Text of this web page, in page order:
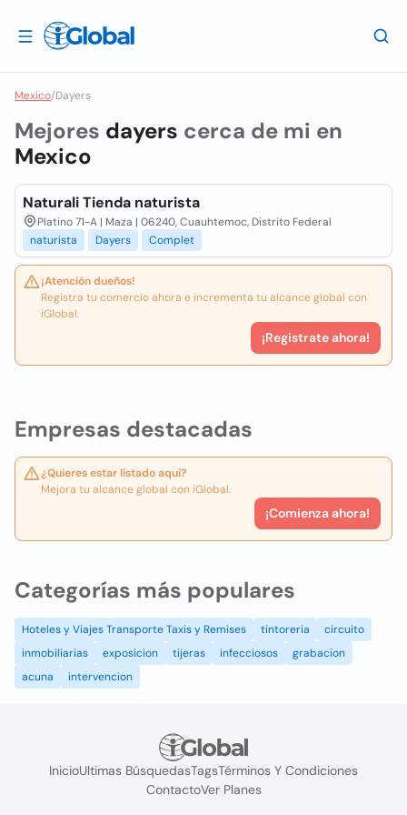
Mexico/Dayers
Empresas destacadas
¿Quieres estar listado aquí?
Mejora tu alcance global con iGlobal.
¡Comienza ahora!
Mejores dayers cerca de mi en
Mexico
Naturali Tienda naturista
Platino 71-A | Maza | 06240, Cuauhtemoc, Distrito Federal
naturista
Dayers Complet
¡Atención dueños!
Registra tu comercio ahora e incrementa tu alcance global con
iGlobal.
¡Registrate ahora!
Categorías más populares
Hoteles y Viajes Transporte Taxis y Remises tintoreria
circuito
inmobiliarias
exposicion tijeras infecciosos
grabacion
acuna
intervencion
InicioUltimas BúsquedasTagsTérminos Y Condiciones
ContactoVer Planes